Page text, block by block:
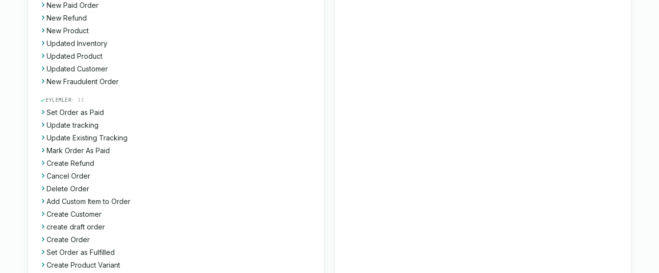
New Paid Order
New Refund
New Product
Updated Inventory
Updated Product
Updated Customer
New Fraudulent Order
EYLEMLER· 33
Set Order as Paid
Update tracking
Update Existing Tracking
Mark Order As Paid
Create Refund
Cancel Order
Delete Order
Add Custom Item to Order
Create Customer
create draft order
Create Order
Set Order as Fulfilled
Create Product Variant